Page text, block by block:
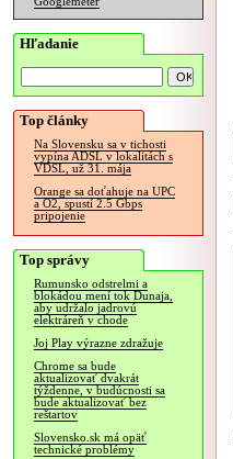
Hľadanie
Top články
Na Slovensku sa v tichosti
vypína ADSL v lokalitách s
VDSL, už 31. mája
Orange sa doťahuje na UPC
a O2, spustí 2.5 Gbps
pripojenie
Top správy
Rumunsko odstrelmi a
blokádou mení tok Dunaja,
aby udržalo jadrovú
elektráreň v chode
Joj Play výrazne zdražuje
Chrome sa bude
aktualizovať dvakrát
týždenne, v budúcnosti sa
bude aktualizovať bez
reštartov
Slovensko.sk má opäť
technické problémy